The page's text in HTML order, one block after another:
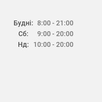
Будні:
Сб:
Нд:
8:00 - 21:00
9:00 - 20:00
10:00 - 20:00